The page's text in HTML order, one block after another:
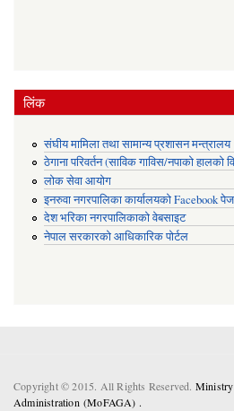
लिंक
संघीय मामिला तथा सामान्य प्रशासन मन्त्रालय
ठेगाना परिवर्तन (साविक गाविस/नपाको हालको
लोक सेवा आयोग
इनरुवा नगरपालिका कार्यालयको Facebook पेज
देश भरिका नगरपालिकाको वेबसाइट
नेपाल सरकारको आधिकारिक पोर्टल
Copyright © 2015. All Rights Reserved. Ministry
Administration (MoFAGA) .